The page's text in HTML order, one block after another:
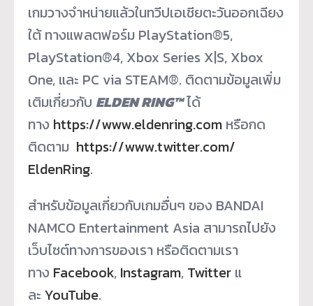
เกมวางจำหน่ายแล้วในทวีปเอเชียตะวันออกเฉียง
ใต้ ทางแพลตฟอร์ม PlayStation®5,
PlayStation®4, Xbox Series X|S, Xbox
One, และ PC via STEAM®. ติดตามข้อมูลเพิ่ม
เติมเกี่ยวกับ ELDEN RING™ได้
ทาง https://www.eldenring.com หรือกด
ติดตาม https://www.twitter.com/
EldenRing.
สำหรับข้อมูลเกี่ยวกับเกมอื่นๆ ของ BANDAI
NAMCO Entertainment Asia สามารถไปยัง
เว็บไซต์ทางการของเรา หรือติดตามเรา
ทาง Facebook, Instagram, Twitter แ
ละ YouTube.